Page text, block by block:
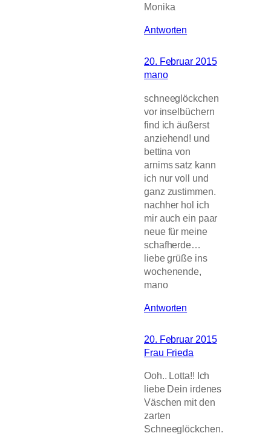
Monika
Antworten
20. Februar 2015
mano
schneeglöckchen
vor inselbüchern
find ich äußerst
anziehend! und
bettina von
arnims satz kann
ich nur voll und
ganz zustimmen.
nachher hol ich
mir auch ein paar
neue für meine
schafherde…
liebe grüße ins
wochenende,
mano
Antworten
20. Februar 2015
Frau Frieda
Ooh.. Lotta!! Ich
liebe Dein irdenes
Väschen mit den
zarten
Schneeglöckchen.